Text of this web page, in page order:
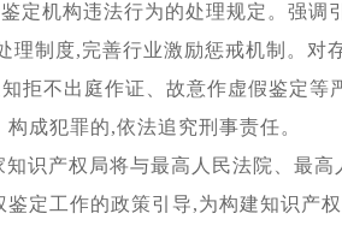
定机构违法行为的处理规定。强调
制度,完善行业激励惩戒机制。对
拒不出庭作证、故意作虚假鉴定等
成犯罪的,依法追究刑事责任。
识产权局将与最高人民法院、最高
定工作的政策引导,为构建知识产